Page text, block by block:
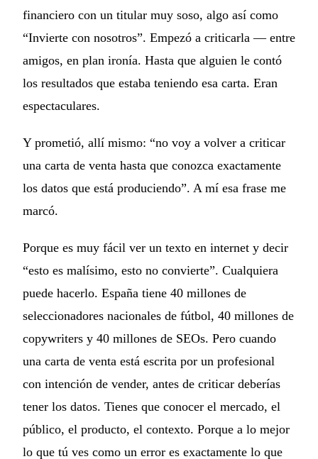
financiero con un titular muy soso, algo así como
“Invierte con nosotros”. Empezó a criticarla — entre
amigos, en plan ironía. Hasta que alguien le contó
los resultados que estaba teniendo esa carta. Eran
espectaculares.
Y prometió, allí mismo: “no voy a volver a criticar
una carta de venta hasta que conozca exactamente
los datos que está produciendo”. A mí esa frase me
marcó.
Porque es muy fácil ver un texto en internet y decir
“esto es malísimo, esto no convierte”. Cualquiera
puede hacerlo. España tiene 40 millones de
seleccionadores nacionales de fútbol, 40 millones de
copywriters y 40 millones de SEOs. Pero cuando
una carta de venta está escrita por un profesional
con intención de vender, antes de criticar deberías
tener los datos. Tienes que conocer el mercado, el
público, el producto, el contexto. Porque a lo mejor
lo que tú ves como un error es exactamente lo que